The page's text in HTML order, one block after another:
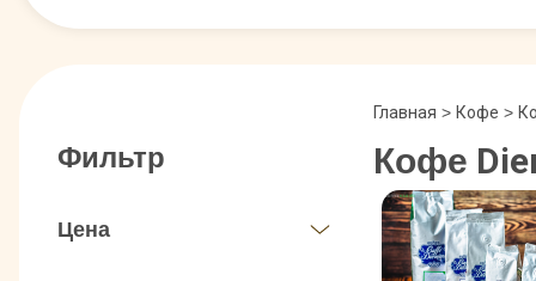
Фильтр
Цена
Главная > Кофе >
Кофе